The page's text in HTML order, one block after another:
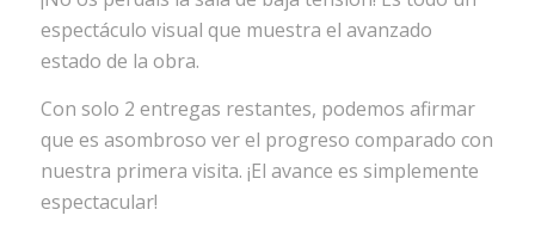
espectáculo visual que muestra el avanzado
estado de la obra.
Con solo 2 entregas restantes, podemos afirmar
que es asombroso ver el progreso comparado con
nuestra primera visita. ¡El avance es simplemente
espectacular!